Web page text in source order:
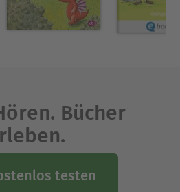
Bücher
testen